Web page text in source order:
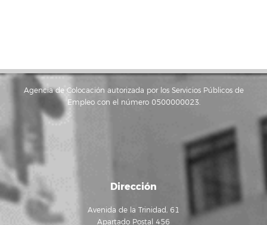
Agencia de Colocación autorizada por los Servicios Públicos de
Empleo con el número 0500000023.
Dirección
Avenida de la Trinidad, 61
Apartado Postal 456